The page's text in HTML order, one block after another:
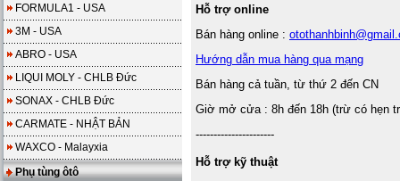
FORMULA1 - USA
3M - USA
ABRO - USA
LIQUI MOLY - CHLB Đức
SONAX - CHLB Đức
CARMATE - NHẬT BẢN
WAXCO - Malayxia
Phụ tùng ôtô
Hỗ trợ online
Bán hàng online :
Hướng dẫn mua hàng qua mạng
Bán hàng cả tuần, từ thứ 2 đến CN
Giờ mở cửa : 8h đến 18h (trừ có hẹn
----------------------
Hỗ trợ kỹ thuật